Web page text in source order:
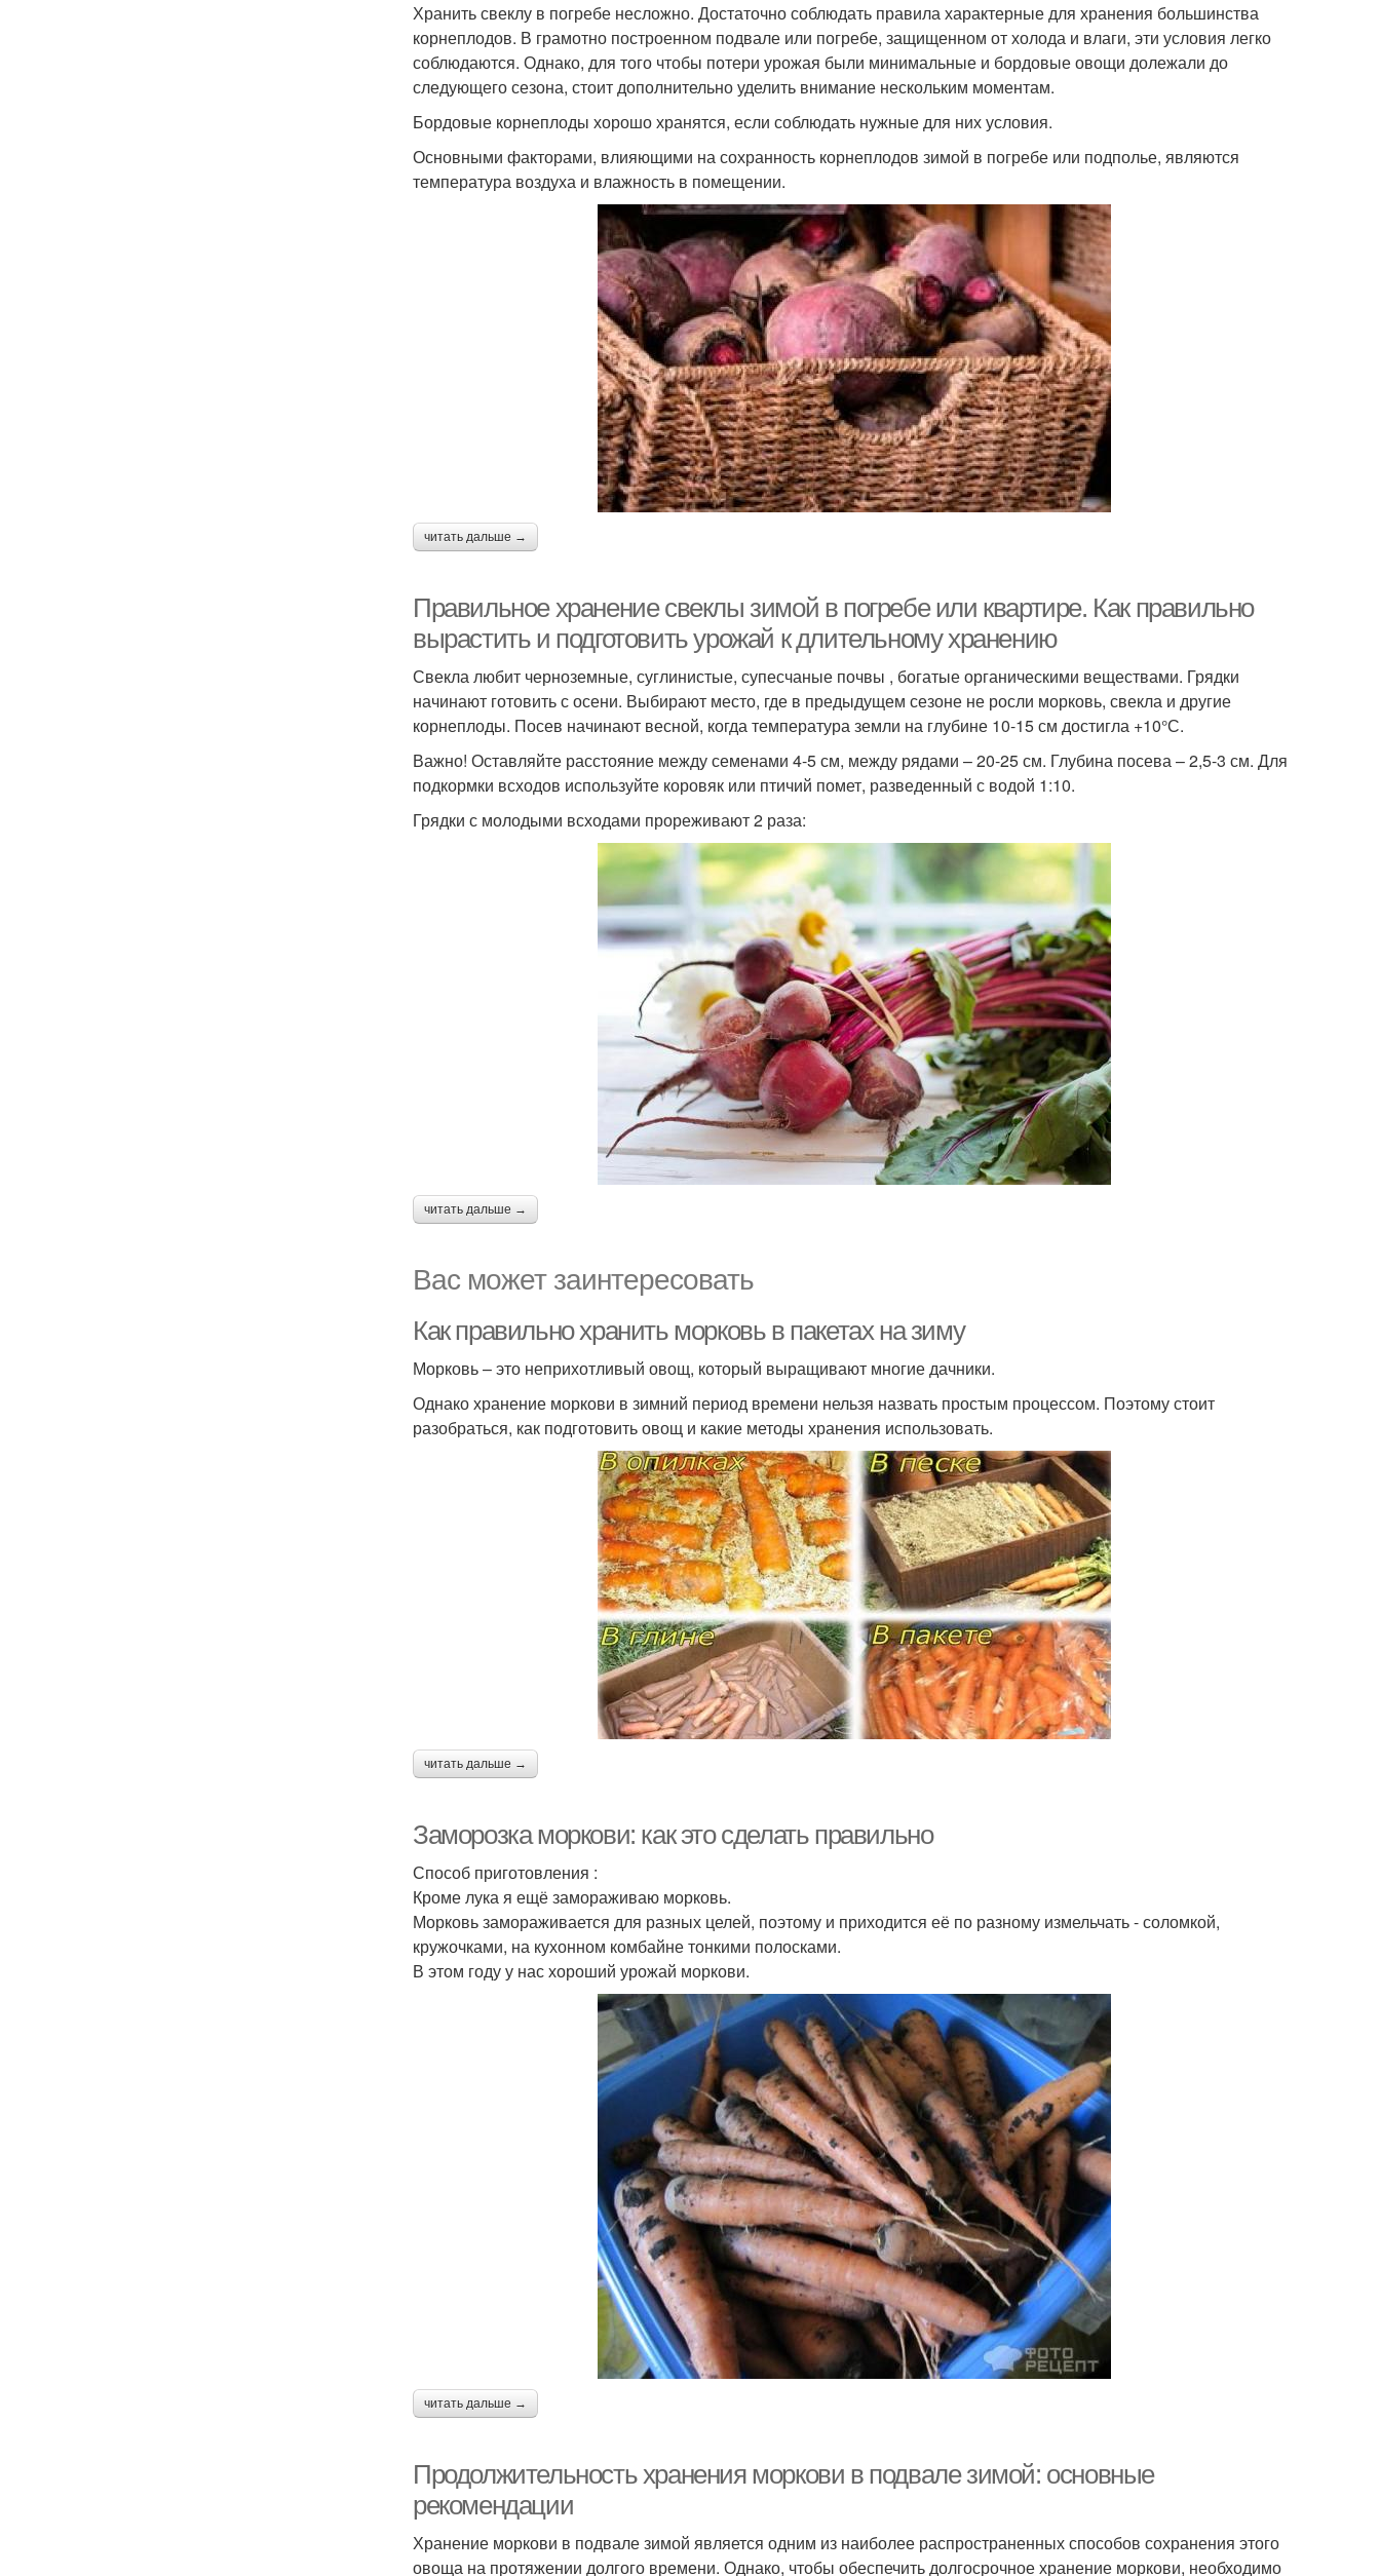
Хранить свеклу в погребе несложно. Достаточно соблюдать правила характерные для хранения большинства
корнеплодов. В грамотно построенном подвале или погребе, защищенном от холода и влаги, эти условия легко
соблюдаются. Однако, для того чтобы потери урожая были минимальные и бордовые овощи долежали до
следующего сезона, стоит дополнительно уделить внимание нескольким моментам.
Бордовые корнеплоды хорошо хранятся, если соблюдать нужные для них условия.
Основными факторами, влияющими на сохранность корнеплодов зимой в погребе или подполье, являются
температура воздуха и влажность в помещении.
читать дальше →
Правильное хранение свеклы зимой в погребе или квартире. Как правильно
вырастить и подготовить урожай к длительному хранению
Свекла любит черноземные, суглинистые, супесчаные почвы , богатые органическими веществами. Грядки
начинают готовить с осени. Выбирают место, где в предыдущем сезоне не росли морковь, свекла и другие
корнеплоды. Посев начинают весной, когда температура земли на глубине 10-15 см достигла +10°С.
Важно! Оставляйте расстояние между семенами 4-5 см, между рядами – 20-25 см. Глубина посева – 2,5-3 см. Для
подкормки всходов используйте коровяк или птичий помет, разведенный с водой 1:10.
Грядки с молодыми всходами прореживают 2 раза:
читать дальше →
Вас может заинтересовать
Как правильно хранить морковь в пакетах на зиму
Морковь – это неприхотливый овощ, который выращивают многие дачники.
Однако хранение моркови в зимний период времени нельзя назвать простым процессом. Поэтому стоит
разобраться, как подготовить овощ и какие методы хранения использовать.
читать дальше →
Заморозка моркови: как это сделать правильно
Способ приготовления :
Кроме лука я ещё замораживаю морковь.
Морковь замораживается для разных целей, поэтому и приходится её по разному измельчать - соломкой,
кружочками, на кухонном комбайне тонкими полосками.
В этом году у нас хороший урожай моркови.
читать дальше →
Продолжительность хранения моркови в подвале зимой: основные
рекомендации
Хранение моркови в подвале зимой является одним из наиболее распространенных способов сохранения этого
овоща на протяжении долгого времени. Однако, чтобы обеспечить долгосрочное хранение моркови, необходимо